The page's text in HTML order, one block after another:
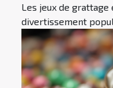
Les jeux de grattage
divertissement